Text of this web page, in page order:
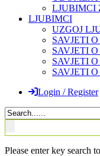
LJUBIMCI
LJUBIMCI
UZGOJ
SAVJETI
SAVJETI
SAVJETI
SAVJETI
Login / Register
Please enter key search